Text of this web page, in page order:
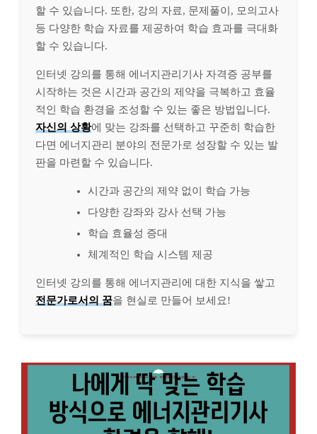
할 수 있습니다. 또한, 강의 자료, 문제풀이, 모의고사
등 다양한 학습 자료를 제공하여 학습 효과를 극대화
할 수 있습니다.
인터넷 강의를 통해 에너지관리기사 자격증 공부를
시작하는 것은 시간과 공간의 제약을 극복하고 효율
적인 학습 환경을 조성할 수 있는 좋은 방법입니다.
자신의 상황에 맞는 강좌를 선택하고 꾸준히 학습한
다면 에너지관리 분야의 전문가로 성장할 수 있는 발
판을 마련할 수 있습니다.
시간과 공간의 제약 없이 학습 가능
다양한 강좌와 강사 선택 가능
학습 효율성 증대
체계적인 학습 시스템 제공
인터넷 강의를 통해 에너지관리에 대한 지식을 쌓고
전문가로서의 꿈을 현실로 만들어 보세요!